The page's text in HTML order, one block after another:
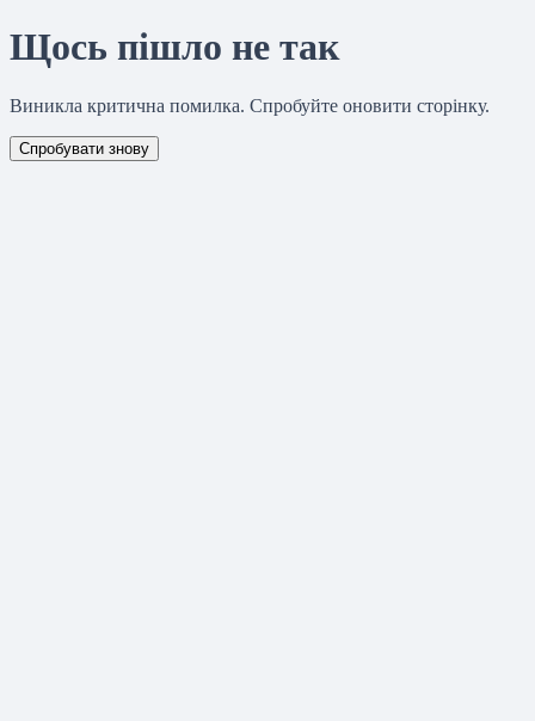
Щось пішло не так
Виникла критична помилка. Спробуйте оновити сторінку.
Спробувати знову